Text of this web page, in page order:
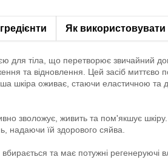
Як використовувати
для тіла, що перетворює звичайний
та відновлення. Цей засіб миттєво
шкіра оживає, стаючи еластичною та
зволожує, живить та пом'якшує
надаючи їй здорового сяйва.
та має потужні регенеруючі